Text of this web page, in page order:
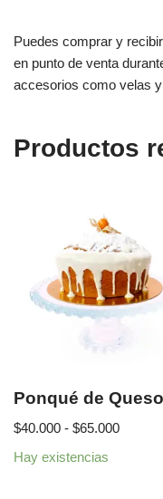
Puedes comprar y
en punto de venta
accesorios como velas
Productos
Ponqué de Queso
$40.000 - $65.000
Hay existencias